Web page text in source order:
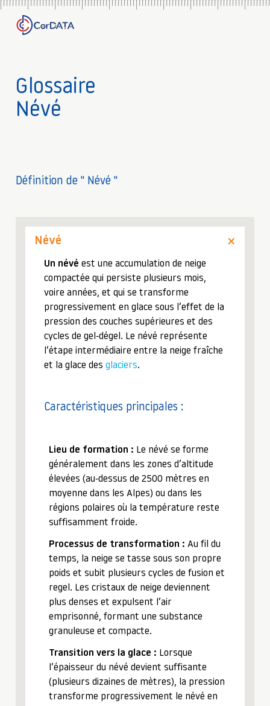
Glossaire
Névé
Définition de " Névé "
Névé
Un névé est une accumulation de neige
compactée qui persiste plusieurs mois,
voire années, et qui se transforme
progressivement en glace sous l’effet de la
pression des couches supérieures et des
cycles de gel-dégel. Le névé représente
l’étape intermédiaire entre la neige fraîche
et la glace des glaciers.
Caractéristiques principales :
Lieu de formation : Le névé se forme
généralement dans les zones d’altitude
élevées (au-dessus de 2500 mètres en
moyenne dans les Alpes) ou dans les
régions polaires où la température reste
suffisamment froide.
Processus de transformation : Au fil du
temps, la neige se tasse sous son propre
poids et subit plusieurs cycles de fusion et
regel. Les cristaux de neige deviennent
plus denses et expulsent l’air
emprisonné, formant une substance
granuleuse et compacte.
Transition vers la glace : Lorsque
l’épaisseur du névé devient suffisante
(plusieurs dizaines de mètres), la pression
transforme progressivement le névé en